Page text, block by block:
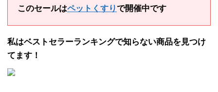
このセールはペットくすりで開催中です
私はベストセラーランキングで知らない商品を見つけ
てます！